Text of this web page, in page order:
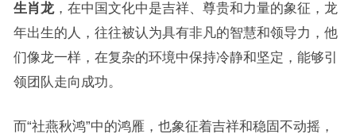
生肖龙，在中国文化中是吉祥、尊贵和力量的象征，龙
年出生的人，往往被认为具有非凡的智慧和领导力，他
们像龙一样，在复杂的环境中保持冷静和坚定，能够引
领团队走向成功。
而“社燕秋鸿”中的鸿雁，也象征着吉祥和稳固不动摇，